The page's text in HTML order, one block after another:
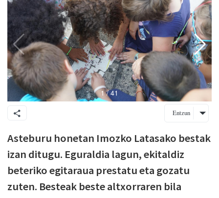
Entzun
Asteburu honetan Imozko Latasako bestak
izan ditugu. Eguraldia lagun, ekitaldiz
beteriko egitaraua prestatu eta gozatu
zuten. Besteak beste altxorraren bila